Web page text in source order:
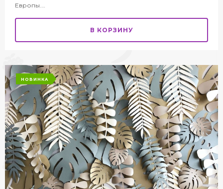
Европы.…
В КОРЗИНУ
НОВИНКА